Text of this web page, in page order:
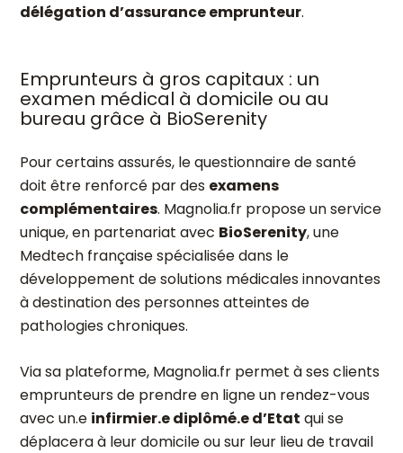
délégation d’assurance emprunteur.
Emprunteurs à gros capitaux : un
examen médical à domicile ou au
bureau grâce à BioSerenity
Pour certains assurés, le questionnaire de santé
doit être renforcé par des examens
complémentaires. Magnolia.fr propose un service
unique, en partenariat avec BioSerenity, une
Medtech française spécialisée dans le
développement de solutions médicales innovantes
à destination des personnes atteintes de
pathologies chroniques.
Via sa plateforme, Magnolia.fr permet à ses clients
emprunteurs de prendre en ligne un rendez-vous
avec un.e infirmier.e diplômé.e d’Etat qui se
déplacera à leur domicile ou sur leur lieu de travail